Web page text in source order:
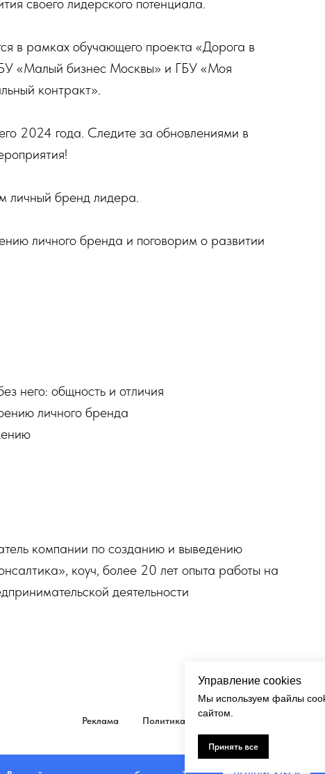
своего лидерского потенциала.
в рамках обучающего проекта «Дорога в
«Малый бизнес Москвы» и ГБУ «Моя
контракт».
2024 года. Следите за обновлениями в
личный бренд лидера.
личного бренда и поговорим о развитии
него: общность и отличия
личного бренда
компании по созданию и выведению
коуч, более 20 лет опыта работы на
деятельности
Управление cookies
Мы используем файлы
сайтом.
Принять все
Реклама Политика